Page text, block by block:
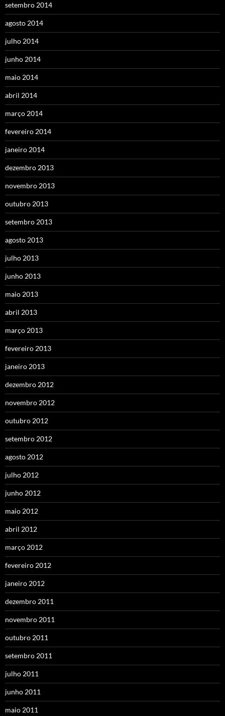
setembro 2014
agosto 2014
julho 2014
junho 2014
maio 2014
abril 2014
março 2014
fevereiro 2014
janeiro 2014
dezembro 2013
novembro 2013
outubro 2013
setembro 2013
agosto 2013
julho 2013
junho 2013
maio 2013
abril 2013
março 2013
fevereiro 2013
janeiro 2013
dezembro 2012
novembro 2012
outubro 2012
setembro 2012
agosto 2012
julho 2012
junho 2012
maio 2012
abril 2012
março 2012
fevereiro 2012
janeiro 2012
dezembro 2011
novembro 2011
outubro 2011
setembro 2011
julho 2011
junho 2011
maio 2011